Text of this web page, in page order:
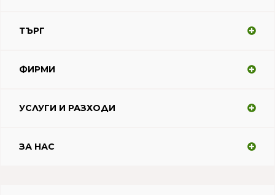
ТЪРГ
ФИРМИ
УСЛУГИ И РАЗХОДИ
ЗА НАС